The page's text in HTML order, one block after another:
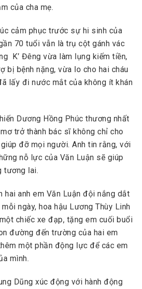
của cha mẹ.
cảm phục trước sự hi sinh của
70 tuổi vẫn là trụ cột gánh vác
K’ Đêng vừa làm lụng kiếm tiền,
bị bệnh nặng, vừa lo cho hai cháu
lấy đi nước mắt của không ít khán
Dương Hồng Phúc thương nhất
trở thành bác sĩ không chỉ cho
đỡ mọi người. Anh tin rằng, với
nỗ lực của Văn Luận sẽ giúp
tương lai.
hai anh em Văn Luận đội nắng dắt
ngày, hoa hậu Lương Thùy Linh
chiếc xe đạp, tặng em cuối buổi
đường đến trường của hai em
một phần động lực để các em
mình.
Dũng xúc động với hành động